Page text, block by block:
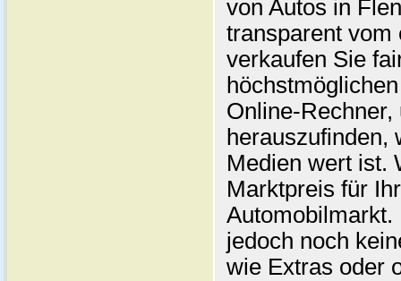
von Autos in
transparent vom
verkaufen Sie
Online-
herauszufinden,
Medien wert ist.
Marktpreis für
jedoch noch
wie Extras oder